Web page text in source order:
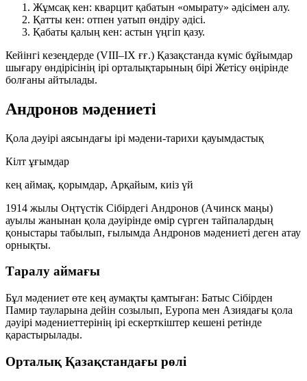
Жұмсақ кен: кварцит қабатын «омырату» әдісімен алу.
Қатты кен: отпен уатып өндіру әдісі.
Қабаты қалың кен: астын үңгіп қазу.
Кейінгі кезеңдерде (VIII–IX ғғ.) Қазақстанда күміс бұйымдар
шығару өндірісінің ірі орталықтарының бірі Жетісу өңірінде
болғаны айтылады.
Андронов мәдениеті
Қола дәуірі аясындағы ірі мәдени-тарихи қауымдастық
Кілт ұғымдар
кең аймақ, қорымдар, Арқайым, киіз үй
1914 жылы Оңтүстік Сібірдегі Андронов (Ачинск маңы)
ауылы жанынан қола дәуірінде өмір сүрген тайпалардың
қоныстары табылып, ғылымда Андронов мәдениеті деген атау
орнықты.
Таралу аймағы
Бұл мәдениет өте кең аумақты қамтыған: Батыс Сібірден
Памир тауларына дейін созылып, Еуропа мен Азиядағы қола
дәуірі мәдениеттерінің ірі ескерткіштер кешені ретінде
қарастырылады.
Орталық Қазақстандағы рөлі